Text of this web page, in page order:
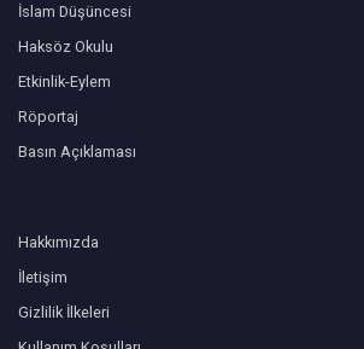
İslam Düşüncesi
Haksöz Okulu
Etkinlik-Eylem
Röportaj
Basın Açıklaması
Hakkımızda
İletişim
Gizlilik İlkeleri